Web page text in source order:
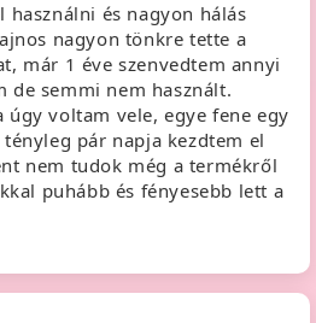
használni és nagyon hálás
nagyon tönkre tette a
már 1 éve szenvedtem annyi
de semmi nem használt.
úgy voltam vele, egye fene egy
pár napja kezdtem el
nem tudok még a termékről
puhább és fényesebb lett a